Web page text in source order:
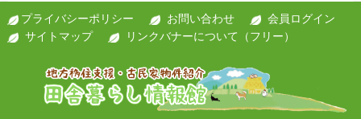
プライバシーポリシー お問い合わせ
会員ログイン
サイトマップ
リンクバナーについて（フリー）